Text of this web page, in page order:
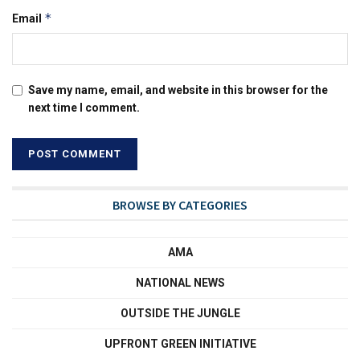
Email *
Save my name, email, and website in this browser for the
next time I comment.
BROWSE BY CATEGORIES
AMA
NATIONAL NEWS
OUTSIDE THE JUNGLE
UPFRONT GREEN INITIATIVE